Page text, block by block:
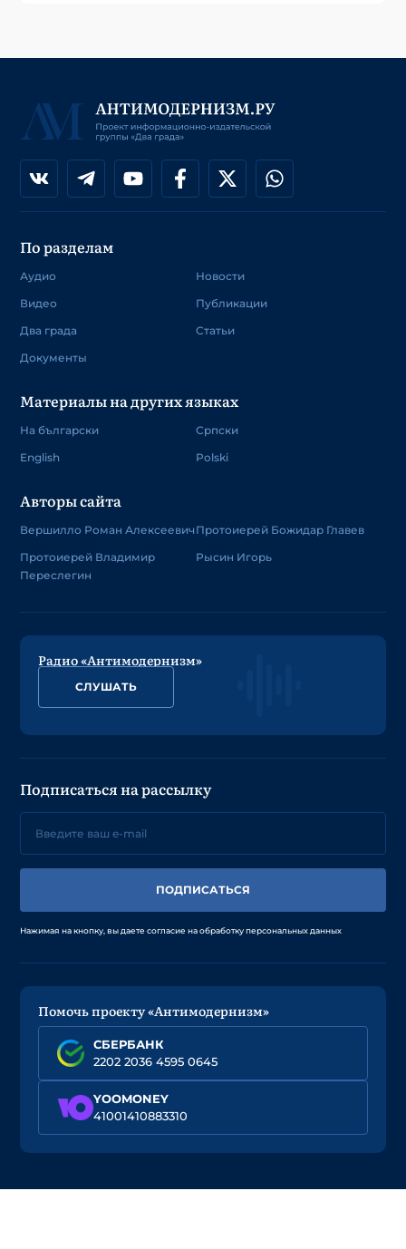
По разделам
Аудио
Видео
Два града
Документы
Новости
Публикации
Статьи
Материалы на других языках
На български
English
Српски
Polski
Авторы сайта
Вершилло Роман Алексеевич
Протоиерей Владимир
Переслегин
Протоиерей Божидар Главев
Рысин Игорь
Радио «Антимодернизм»
СЛУШАТЬ
Подписаться на рассылку
ПОДПИСАТЬСЯ
Нажимая на кнопку, вы даете согласие на обработку персональных данных
Помочь проекту «Антимодернизм»
СБЕРБАНК
2202 2036 4595 0645
YOOMONEY
41001410883310